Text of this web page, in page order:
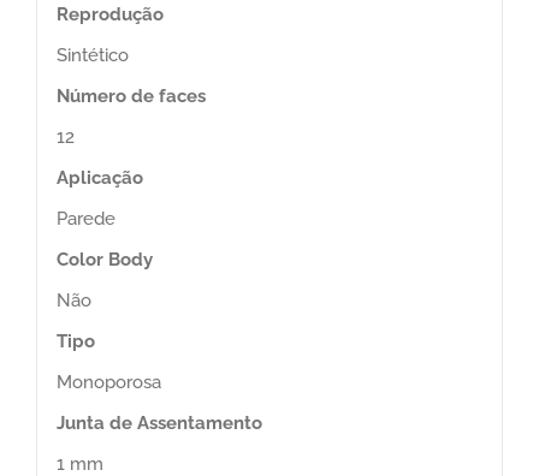
Reprodução
Sintético
Número de faces
12
Aplicação
Parede
Color Body
Não
Tipo
Monoporosa
Junta de Assentamento
1 mm